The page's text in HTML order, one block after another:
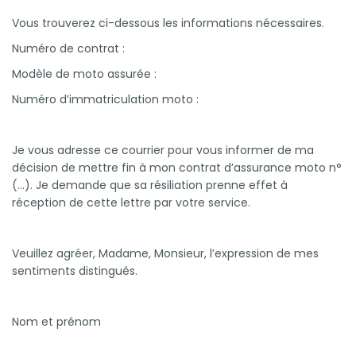
Vous trouverez ci-dessous les informations nécessaires.
Numéro de contrat :
Modèle de moto assurée :
Numéro d’immatriculation moto :
Je vous adresse ce courrier pour vous informer de ma
décision de mettre fin à mon contrat d’assurance moto n°
(…). Je demande que sa résiliation prenne effet à
réception de cette lettre par votre service.
Veuillez agréer, Madame, Monsieur, l’expression de mes
sentiments distingués.
Nom et prénom